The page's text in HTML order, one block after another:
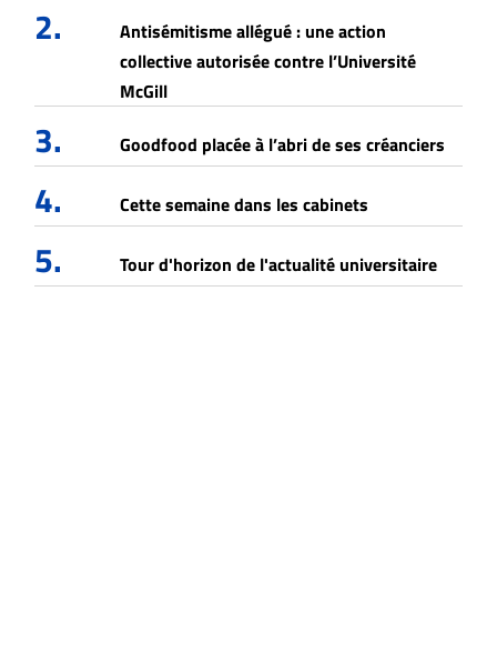
2.
Antisémitisme allégué : une action
collective autorisée contre l’Université
McGill
3. Goodfood placée à l’abri de ses créanciers
4. Cette semaine dans les cabinets
5. Tour d'horizon de l'actualité universitaire